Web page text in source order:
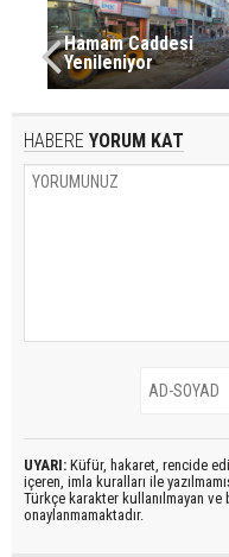
Hamam Caddesi
Yenileniyor
HABERE YORUM KAT
UYARI: Küfür, hakaret, rencide
içeren, imla kuralları ile
Türkçe karakter kullanılmayan ve
onaylanmamaktadır.